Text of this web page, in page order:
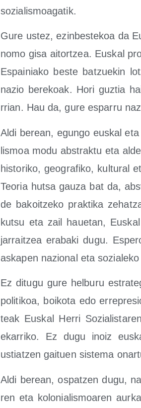
sozialismoagatik.
Gure ustez, ezin­bes­te­koa da
no­mo gisa aitor­tzea. Eus­kal
Espai­nia­ko bes­te batzue­kin
nazio bere­koak. Hori guz­tia
rrian. Hau da, gure espa­rru
Aldi berean, egun­go eus­kal
lis­moa modu abs­trak­tu eta
his­to­ri­ko, geo­gra­fi­ko, kul­tu­ral
Teo­ria hut­sa gau­za bat da,
de bakoitze­ko prak­ti­ka
kutsu eta zail haue­tan,
jarraitzea era­ba­ki dugu.
aska­pen nazio­nal eta
Ez ditu­gu gure hel­bu­ru
poli­ti­koa, boi­ko­ta edo
teak Eus­kal Herri
eka­rri­ko. Ez dugu inoiz
ustiatzen gai­tuen sis­te­ma
Aldi berean, ospatzen dugu,
ren eta kolo­nia­lis­moa­ren